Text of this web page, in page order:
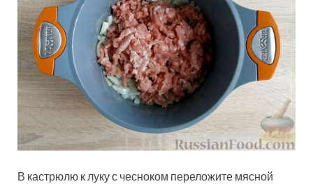
В кастрюлю к луку с чесноком переложите мясной